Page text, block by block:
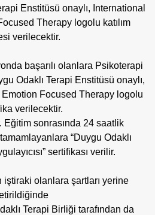
Enstitüsü onaylı, International
Therapy logolu katılım
verilecektir.
başarılı olanlara Psikoterapi
Odaklı Terapi Enstitüsü onaylı,
Emotion Focused Therapy logolu
verilecektir.
Eğitim sonrasında 24 saatlik
“Duygu Odaklı
sertifikası verilir.
iştiraki olanlara şartları yerine
Terapi Birliği tarafından da